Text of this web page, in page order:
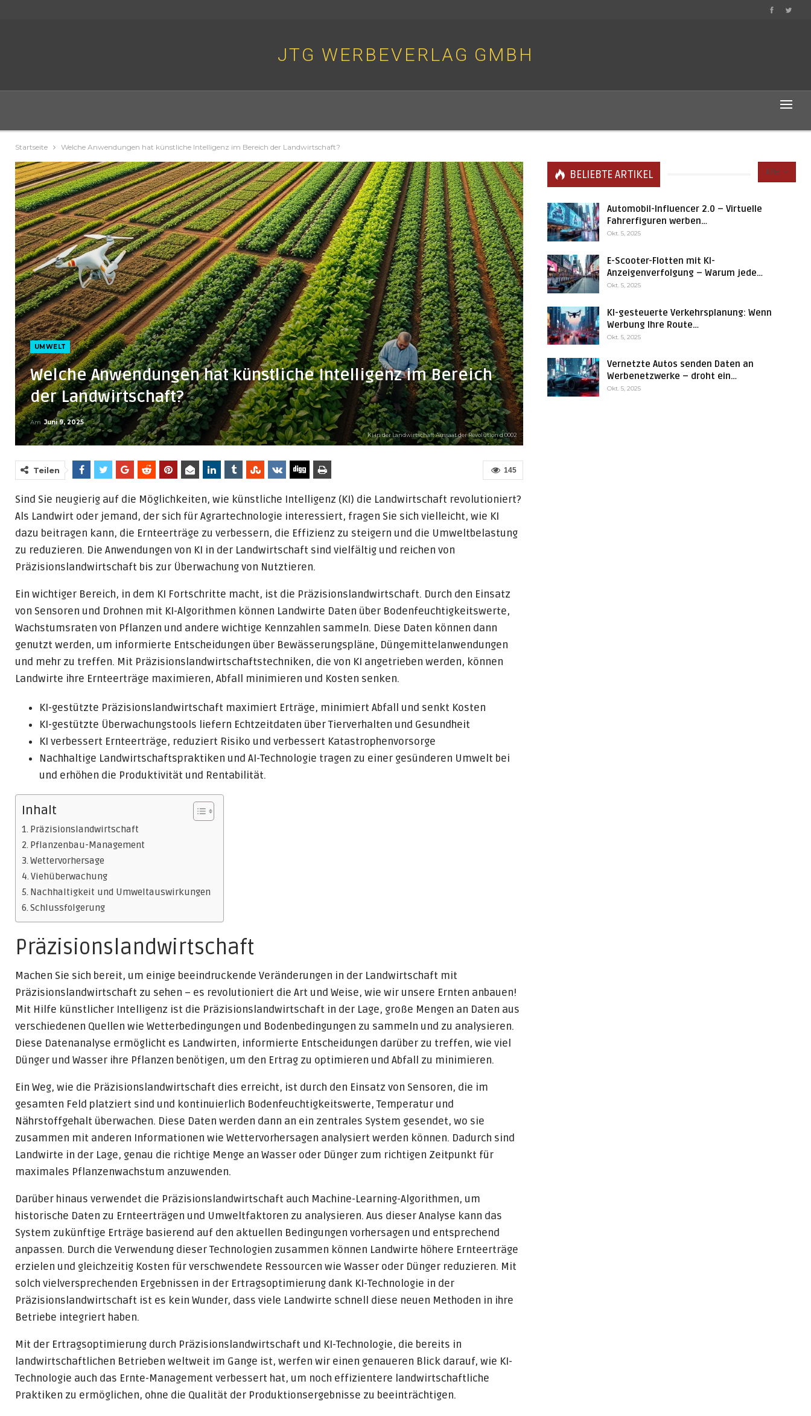
JTG WERBEVERLAG GMBH
Startseite Welche Anwendungen hat künstliche Intelligenz im Bereich der Landwirtschaft?
UMWELT
Welche Anwendungen hat künstliche Intelligenz im Bereich
der Landwirtschaft?
Am Juni 9, 2025
Ki in der Landwirtschaft Aussaat der Revolution d 0002
145
Teilen
Sind Sie neugierig auf die Möglichkeiten, wie künstliche Intelligenz (KI) die Landwirtschaft revolutioniert?
Als Landwirt oder jemand, der sich für Agrartechnologie interessiert, fragen Sie sich vielleicht, wie KI
dazu beitragen kann, die Ernteerträge zu verbessern, die Effizienz zu steigern und die Umweltbelastung
zu reduzieren. Die Anwendungen von KI in der Landwirtschaft sind vielfältig und reichen von
Präzisionslandwirtschaft bis zur Überwachung von Nutztieren.
Ein wichtiger Bereich, in dem KI Fortschritte macht, ist die Präzisionslandwirtschaft. Durch den Einsatz
von Sensoren und Drohnen mit KI-Algorithmen können Landwirte Daten über Bodenfeuchtigkeitswerte,
Wachstumsraten von Pflanzen und andere wichtige Kennzahlen sammeln. Diese Daten können dann
genutzt werden, um informierte Entscheidungen über Bewässerungspläne, Düngemittelanwendungen
und mehr zu treffen. Mit Präzisionslandwirtschaftstechniken, die von KI angetrieben werden, können
Landwirte ihre Ernteerträge maximieren, Abfall minimieren und Kosten senken.
KI-gestützte Präzisionslandwirtschaft maximiert Erträge, minimiert Abfall und senkt Kosten
KI-gestützte Überwachungstools liefern Echtzeitdaten über Tierverhalten und Gesundheit
KI verbessert Ernteerträge, reduziert Risiko und verbessert Katastrophenvorsorge
Nachhaltige Landwirtschaftspraktiken und AI-Technologie tragen zu einer gesünderen Umwelt bei
und erhöhen die Produktivität und Rentabilität.
Inhalt
Präzisionslandwirtschaft
Pflanzenbau-Management
Wettervorhersage
Viehüberwachung
Nachhaltigkeit und Umweltauswirkungen
Schlussfolgerung
Präzisionslandwirtschaft
Machen Sie sich bereit, um einige beeindruckende Veränderungen in der Landwirtschaft mit
Präzisionslandwirtschaft zu sehen – es revolutioniert die Art und Weise, wie wir unsere Ernten anbauen!
Mit Hilfe künstlicher Intelligenz ist die Präzisionslandwirtschaft in der Lage, große Mengen an Daten aus
verschiedenen Quellen wie Wetterbedingungen und Bodenbedingungen zu sammeln und zu analysieren.
Diese Datenanalyse ermöglicht es Landwirten, informierte Entscheidungen darüber zu treffen, wie viel
Dünger und Wasser ihre Pflanzen benötigen, um den Ertrag zu optimieren und Abfall zu minimieren.
Ein Weg, wie die Präzisionslandwirtschaft dies erreicht, ist durch den Einsatz von Sensoren, die im
gesamten Feld platziert sind und kontinuierlich Bodenfeuchtigkeitswerte, Temperatur und
Nährstoffgehalt überwachen. Diese Daten werden dann an ein zentrales System gesendet, wo sie
zusammen mit anderen Informationen wie Wettervorhersagen analysiert werden können. Dadurch sind
Landwirte in der Lage, genau die richtige Menge an Wasser oder Dünger zum richtigen Zeitpunkt für
maximales Pflanzenwachstum anzuwenden.
Darüber hinaus verwendet die Präzisionslandwirtschaft auch Machine-Learning-Algorithmen, um
historische Daten zu Ernteerträgen und Umweltfaktoren zu analysieren. Aus dieser Analyse kann das
System zukünftige Erträge basierend auf den aktuellen Bedingungen vorhersagen und entsprechend
anpassen. Durch die Verwendung dieser Technologien zusammen können Landwirte höhere Ernteerträge
erzielen und gleichzeitig Kosten für verschwendete Ressourcen wie Wasser oder Dünger reduzieren. Mit
solch vielversprechenden Ergebnissen in der Ertragsoptimierung dank KI-Technologie in der
Präzisionslandwirtschaft ist es kein Wunder, dass viele Landwirte schnell diese neuen Methoden in ihre
Betriebe integriert haben.
Mit der Ertragsoptimierung durch Präzisionslandwirtschaft und KI-Technologie, die bereits in
landwirtschaftlichen Betrieben weltweit im Gange ist, werfen wir einen genaueren Blick darauf, wie KI-
Technologie auch das Ernte-Management verbessert hat, um noch effizientere landwirtschaftliche
Praktiken zu ermöglichen, ohne die Qualität der Produktionsergebnisse zu beeinträchtigen.
Alle
BELIEBTE ARTIKEL
Automobil-Influencer 2.0 – Virtuelle
Fahrerfiguren werben…
Okt. 5, 2025
E-Scooter-Flotten mit KI-
Anzeigenverfolgung – Warum jede…
Okt. 5, 2025
KI-gesteuerte Verkehrsplanung: Wenn
Werbung Ihre Route…
Okt. 5, 2025
Vernetzte Autos senden Daten an
Werbenetzwerke – droht ein…
Okt. 5, 2025